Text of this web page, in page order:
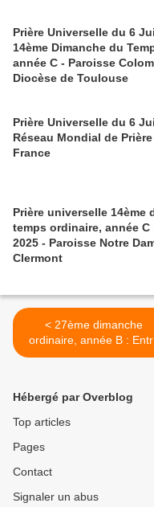
Prière Universelle du 6 Juillet 2025,
14ème Dimanche du
année C - Paroisse
Diocèse de Toulouse
Prière Universelle du 6
Réseau Mondial de
France
Prière universelle 14ème
temps ordinaire, année
2025 - Paroisse Notre
Clermont
< 27ème dimanche
ordinaire, année B : Entre
accomplissement et
Hébergé par Overblog
Top articles
Pages
Contact
Signaler un abus